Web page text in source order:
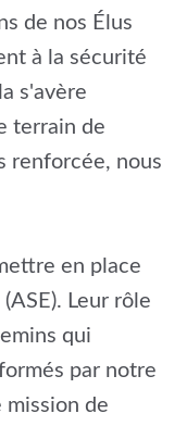
de nos Élus
à la sécurité
s'avère
terrain de
renforcée, nous
en place
Leur rôle
qui
par notre
de